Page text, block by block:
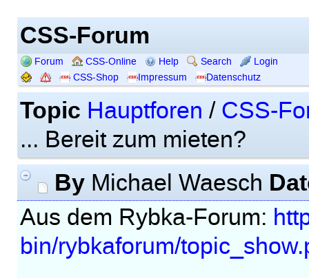
CSS-Forum
Forum CSS-Online Help Search
Login
CSS-Shop
Impressum Datenschutz
Topic Hauptforen / CSS-
... Bereit zum mieten?
ByMichael Waesch
Aus dem Rybka-Forum:
bin/rybkaforum/